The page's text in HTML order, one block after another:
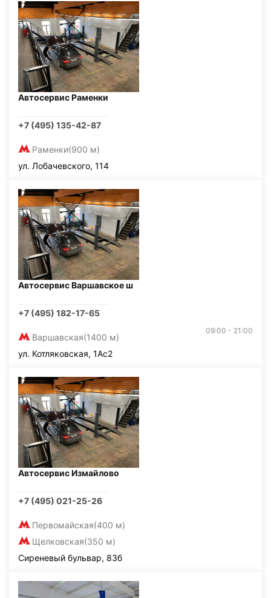
Автосервис Раменки
+7 (495) 135-42-87
Раменки(900 м)
ул. Лобачевского, 114
Автосервис Варшавское ш
+7 (495) 182-17-65
Варшавская(1400 м)
09:00 - 21:00
ул. Котляковская, 1Ас2
Автосервис Измайлово
+7 (495) 021-25-26
Первомайская(400 м)
Щелковская(350 м)
Сиреневый бульвар, 83б